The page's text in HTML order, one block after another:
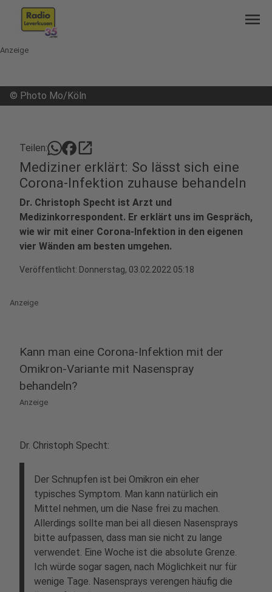
menu
Anzeige
© Photo Mo/Köln
Teilen: open_in_new
Mediziner erklärt: So lässt sich eine
Corona-Infektion zuhause behandeln
Dr. Christoph Specht ist Arzt und
Medizinkorrespondent. Er erklärt uns im Gespräch,
wie wir mit einer Corona-Infektion in den eigenen
vier Wänden am besten umgehen.
Veröffentlicht: Donnerstag, 03.02.2022 05:18
Anzeige
Kann man eine Corona-Infektion mit der
Omikron-Variante mit Nasenspray
behandeln?
Anzeige
Dr. Christoph Specht:
Der Schnupfen ist bei Omikron ein eher
typisches Symptom. Man kann natürlich ein
Mittel nehmen, um die Nase frei zu machen.
Allerdings sollte man bei all diesen Nasensprays
bitte aufpassen, dass man sie nicht zu lange
verwendet. Eine Woche ist die absolute Grenze.
Ich würde sogar sagen, nach Möglichkeit nur für
wenige Tage. Nasensprays verengen häufig die